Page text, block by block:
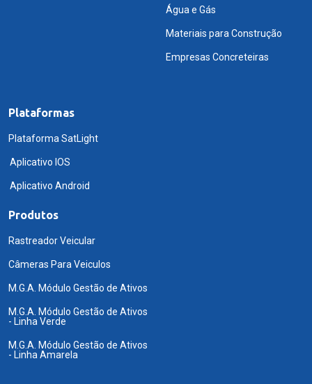
Água e Gás
Materiais para Construção
Empresas Concreteiras
Plataformas
Plataforma SatLight
Aplicativo IOS
Aplicativo Android
Produtos
Rastreador Veicular
Câmeras Para Veiculos
M.G.A. Módulo Gestão de Ativos
M.G.A. Módulo Gestão de Ativos
- Linha Verde
M.G.A. Módulo Gestão de Ativos
- Linha Amarela